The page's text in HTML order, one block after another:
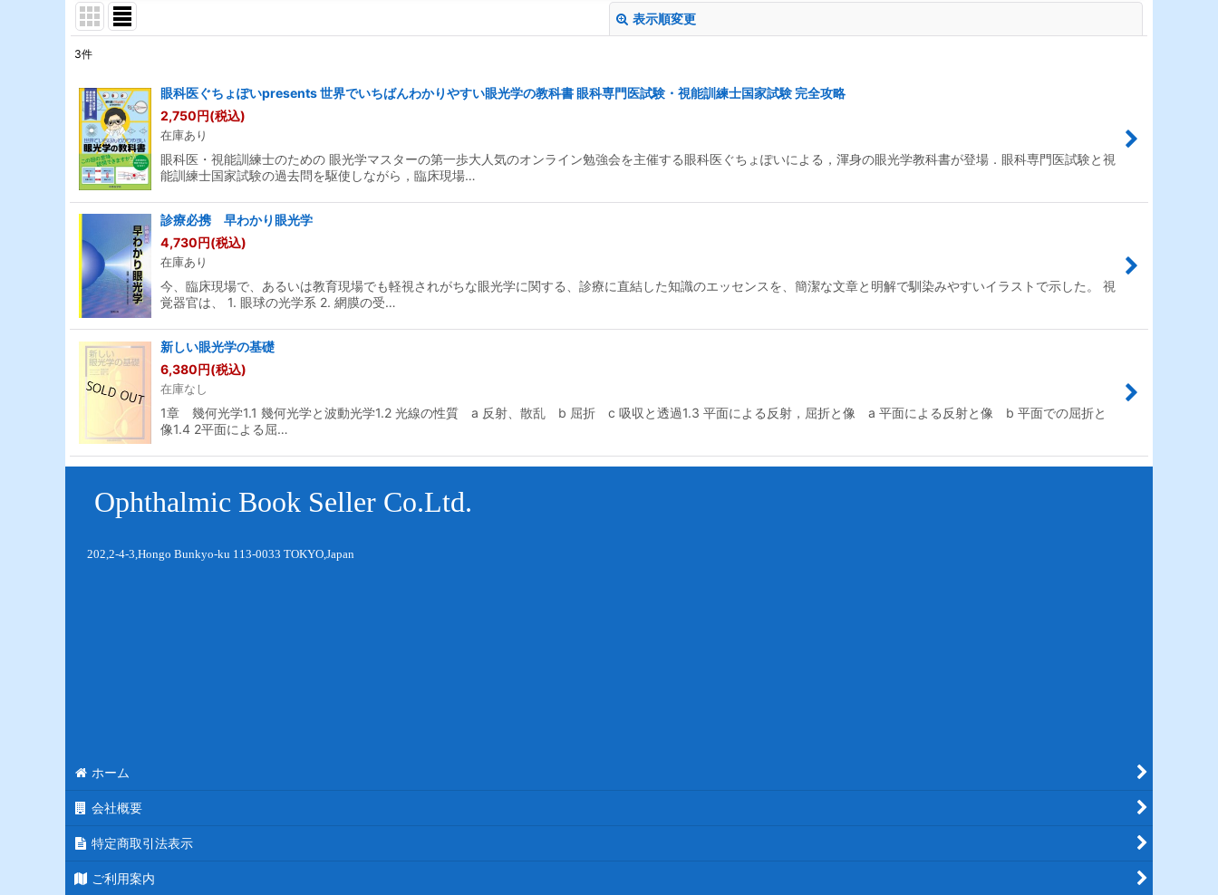
表示順変更
並び順:
絞り込む
3件
眼科医ぐちょぽいpresents 世界でいちばんわかりやすい眼光学の教科書 眼科専門医試験・視能訓練士国家試験 完全攻略
2,750円(税込)
在庫あり
眼科医・視能訓練士のための 眼光学マスターの第一歩大人気のオンライン勉強会を主催する眼科医ぐちょぽいによる，渾身の眼光学教科書が登場．眼科専門医試験と視
能訓練士国家試験の過去問を駆使しながら，臨床現場…
診療必携 早わかり眼光学
4,730円(税込)
在庫あり
今、臨床現場で、あるいは教育現場でも軽視されがちな眼光学に関する、診療に直結した知識のエッセンスを、簡潔な文章と明解で馴染みやすいイラストで示した。 視
覚器官は、 1. 眼球の光学系 2. 網膜の受…
新しい眼光学の基礎
6,380円(税込)
在庫なし
1章 幾何光学1.1 幾何光学と波動光学1.2 光線の性質 a 反射、散乱 b 屈折 c 吸収と透過1.3 平面による反射，屈折と像 a 平面による反射と像 b 平面での屈折と
像1.4 2平面による屈…
Ophthalmic Book Seller Co.Ltd.
202,2-4-3,Hongo Bunkyo-ku 113-0033 TOKYO,Japan
ホーム
会社概要
特定商取引法表示
ご利用案内